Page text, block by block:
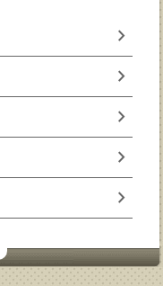
chevron_right
chevron_right
chevron_right
chevron_right
chevron_right